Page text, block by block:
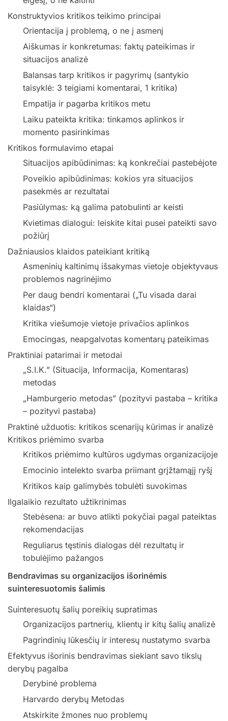
Konstruktyvios kritikos teikimo principai
Orientacija į problemą, o ne į asmenį
Aiškumas ir konkretumas: faktų pateikimas ir
situacijos analizė
Balansas tarp kritikos ir pagyrimų (santykio
taisyklė: 3 teigiami komentarai, 1 kritika)
Empatija ir pagarba kritikos metu
Laiku pateikta kritika: tinkamos aplinkos ir
momento pasirinkimas
Kritikos formulavimo etapai
Situacijos apibūdinimas: ką konkrečiai pastebėjote
Poveikio apibūdinimas: kokios yra situacijos
pasekmės ar rezultatai
Pasiūlymas: ką galima patobulinti ar keisti
Kvietimas dialogui: leiskite kitai pusei pateikti savo
požiūrį
Dažniausios klaidos pateikiant kritiką
Asmeninių kaltinimų išsakymas vietoje objektyvaus
problemos nagrinėjimo
Per daug bendri komentarai („Tu visada darai
klaidas“)
Kritika viešumoje vietoje privačios aplinkos
Emocingas, neapgalvotas komentarų pateikimas
Praktiniai patarimai ir metodai
„S.I.K.” (Situacija, Informacija, Komentaras)
metodas
„Hamburgerio metodas” (pozityvi pastaba – kritika
– pozityvi pastaba)
Praktinė užduotis: kritikos scenarijų kūrimas ir analizė
Kritikos priėmimo svarba
Kritikos priėmimo kultūros ugdymas organizacijoje
Emocinio intelekto svarba priimant grįžtamąjį ryšį
Kritikos kaip galimybės tobulėti suvokimas
Ilgalaikio rezultato užtikrinimas
Stebėsena: ar buvo atlikti pokyčiai pagal pateiktas
rekomendacijas
Reguliarus tęstinis dialogas dėl rezultatų ir
tobulėjimo pažangos
Bendravimas su organizacijos išorinėmis
suinteresuotomis šalimis
Suinteresuotų šalių poreikių supratimas
Organizacijos partnerių, klientų ir kitų šalių analizė
Pagrindinių lūkesčių ir interesų nustatymo svarba
Efektyvus išorinis bendravimas siekiant savo tikslų
derybų pagalba
Derybinė problema
Harvardo derybų Metodas
Atskirkite žmones nuo problemų